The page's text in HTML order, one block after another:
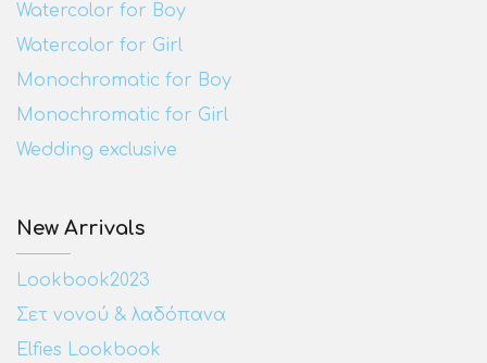
Watercolor for Boy
Watercolor for Girl
Monochromatic for Boy
Monochromatic for Girl
Wedding exclusive
New Arrivals
Lookbook2023
Σετ νονού & λαδόπανα
Elfies Lookbook